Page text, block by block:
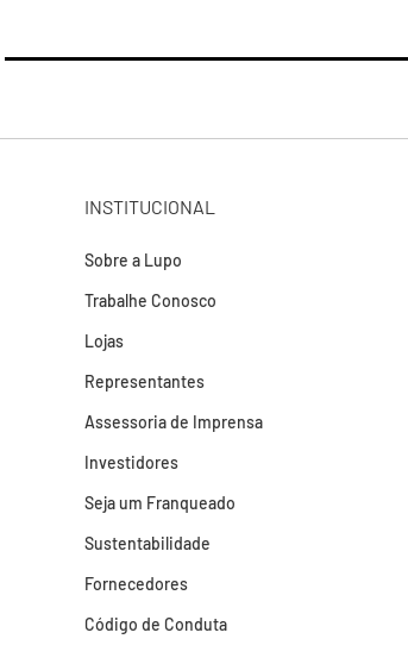
INSTITUCIONAL
Sobre a Lupo
Trabalhe Conosco
Lojas
Representantes
Assessoria de Imprensa
Investidores
Seja um Franqueado
Sustentabilidade
Fornecedores
Código de Conduta